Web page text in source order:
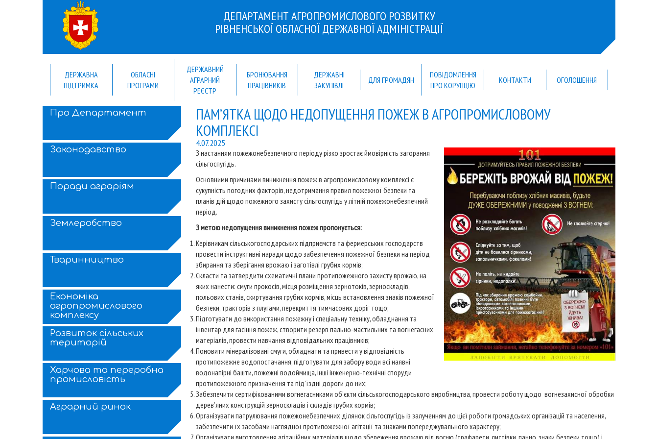
ДЕПАРТАМЕНТ АГРОПРОМИСЛОВОГО РОЗВИТКУ
РІВНЕНСЬКОЇ ОБЛАСНОЇ ДЕРЖАВНОЇ АДМІНІСТРАЦІЇ
ДЕРЖАВНА
ПІДТРИМКА
ОБЛАСНІ
ПРОГРАМИ
ДЕРЖАВНИЙ
АГРАРНИЙ
РЕЄСТР
БРОНЮВАННЯ
ПРАЦІВНИКІВ
ДЕРЖАВНІ
ЗАКУПІВЛІ
ДЛЯ ГРОМАДЯН
ПОВІДОМЛЕННЯ
ПРО КОРУПЦІЮ
КОНТАКТИ ОГОЛОШЕННЯ
Про Департамент
Законодавство
Поради аграріям
Землеробство
Тваринництво
Економіка
агропромислового
комплексу
Розвиток сільських
територій
Харчова та переробна
промисловість
Аграрний ринок
ПАМ’ЯТКА ЩОДО НЕДОПУЩЕННЯ ПОЖЕЖ В АГРОПРОМИСЛОВОМУ
КОМПЛЕКСІ
4.07.2025
З настанням пожежонебезпечного періоду різко зростає ймовірність загорання
сільгоспугідь.
Основними причинами виникнення пожеж в агропромисловому комплексі є
сукупність погодних факторів, недотримання правил пожежної безпеки та
планів дій щодо пожежного захисту сільгоспугідь у літній пожежонебезпечний
період.
З метою недопущення виникнення пожеж пропонується:
Керівникам сільськогосподарських підприємств та фермерських господарств
провести інструктивні наради щодо забезпечення пожежної безпеки на період
збирання та зберігання врожаю і заготівлі грубих кормів;
Скласти та затвердити схематичні плани протипожежного захисту врожаю, на
яких нанести: смуги прокосів, місця розміщення зернотоків, зерноскладів,
польових станів, скиртування грубих кормів, місць встановлення знаків пожежної
безпеки, тракторів з плугами, перекриття тимчасових доріг тощо;
Підготувати до використання пожежну і спеціальну техніку, обладнання та
інвентар для гасіння пожеж, створити резерв пально-мастильних та вогнегасних
матеріалів, провести навчання відповідальних працівників;
Поновити мінералізовані смуги, обладнати та привести у відповідність
протипожежне водопостачання, підготувати для забору води всі наявні
водонапірні башти, пожежні водоймища, інші інженерно-технічні споруди
протипожежного призначення та під’їздні дороги до них;
Забезпечити сертифікованими вогнегасниками об’єкти сільськогосподарського виробництва, провести роботу щодо вогнезахисної обробки
дерев’яних конструкцій зерноскладів і складів грубих кормів;
Організувати патрулювання пожежонебезпечних ділянок сільгоспугідь із залученням до цієї роботи громадських організацій та населення,
забезпечити їх засобами наглядної протипожежної агітації та знаками попереджувального характеру;
Організувати виготовлення агітаційних матеріалів щодо збереження врожаю від вогню (трафарети, листівки, панно, знаки безпеки тощо) і